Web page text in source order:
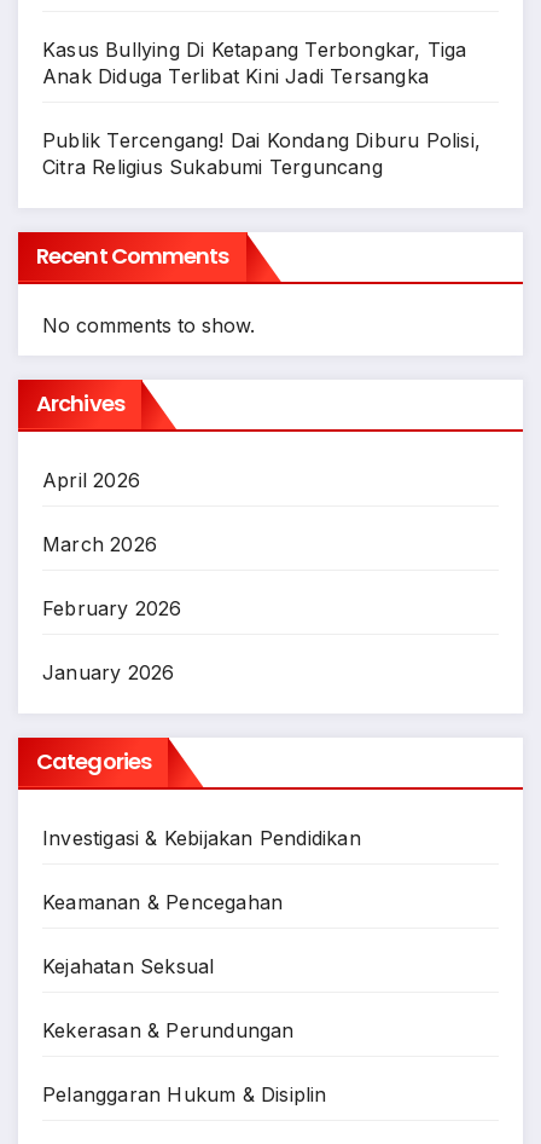
Kasus Bullying Di Ketapang Terbongkar, Tiga
Anak Diduga Terlibat Kini Jadi Tersangka
Publik Tercengang! Dai Kondang Diburu Polisi,
Citra Religius Sukabumi Terguncang
Recent Comments
No comments to show.
Archives
April 2026
March 2026
February 2026
January 2026
Categories
Investigasi & Kebijakan Pendidikan
Keamanan & Pencegahan
Kejahatan Seksual
Kekerasan & Perundungan
Pelanggaran Hukum & Disiplin